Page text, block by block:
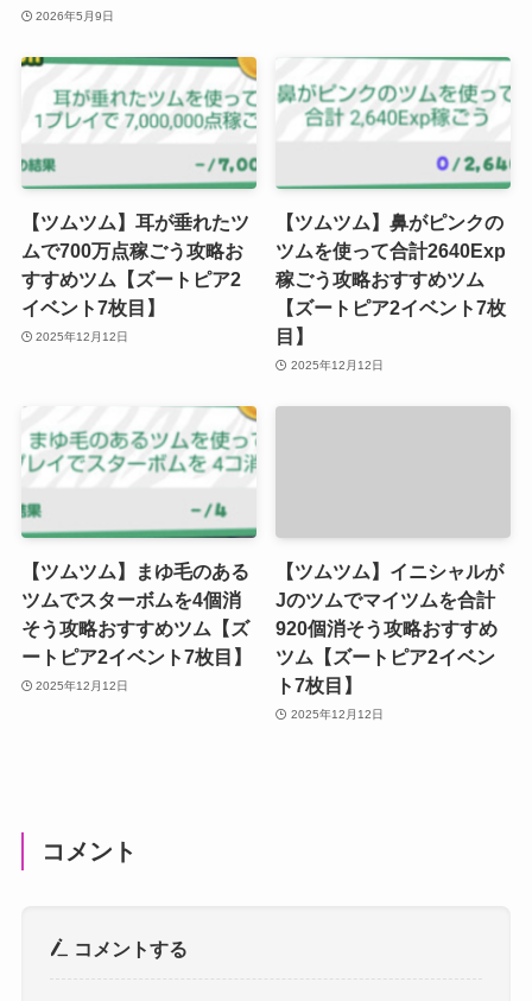
2026年5月9日
【ツムツム】耳が垂れたツ
ムで700万点稼ごう攻略お
すすめツム【ズートピア2
イベント7枚目】
2025年12月12日
【ツムツム】鼻がピンクの
ツムを使って合計2640Exp
稼ごう攻略おすすめツム
【ズートピア2イベント7枚
目】
2025年12月12日
【ツムツム】まゆ毛のある
ツムでスターボムを4個消
そう攻略おすすめツム【ズ
ートピア2イベント7枚目】
2025年12月12日
【ツムツム】イニシャルが
Jのツムでマイツムを合計
920個消そう攻略おすすめ
ツム【ズートピア2イベン
ト7枚目】
2025年12月12日
コメント
コメントする